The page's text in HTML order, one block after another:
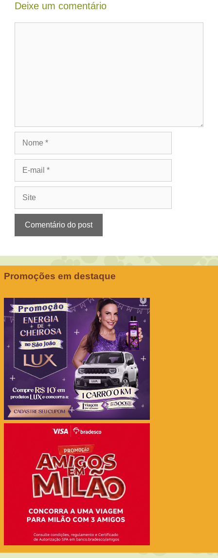
Deixe um comentário
Promoções em destaque